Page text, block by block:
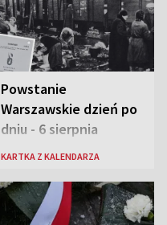
Powstanie
Warszawskie dzień po
dniu - 6 sierpnia
KARTKA Z KALENDARZA